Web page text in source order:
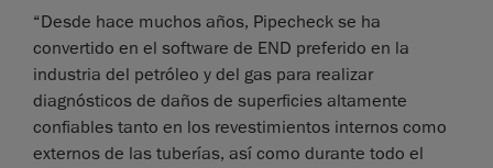
“Desde hace muchos años, Pipecheck se ha
convertido en el software de END preferido en la
industria del petróleo y del gas para realizar
diagnósticos de daños de superficies altamente
confiables tanto en los revestimientos internos como
externos de las tuberías, así como durante todo el